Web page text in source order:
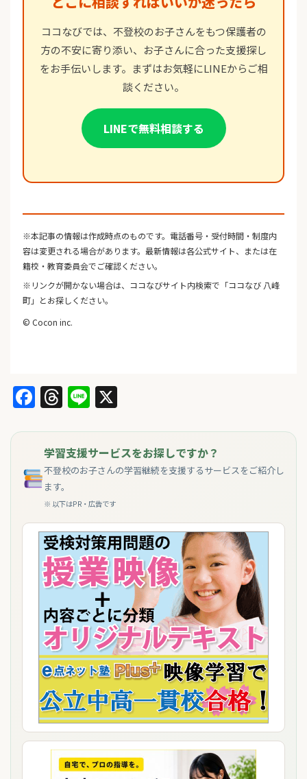
ココなびでは、不登校のお子さんをもつ保護者の
方の不安に寄り添い、お子さんに合った支援探し
をお手伝いします。まずはお気軽にLINEからご相
談ください。
LINEで無料相談する
※本記事の情報は作成時点のものです。電話番号・受付時間・制度内
容は変更される場合があります。最新情報は各公式サイト、または在
籍校・教育委員会でご確認ください。
※リンクが開かない場合は、ココなびサイト内検索で「ココなび 八峰
町」とお探しください。
© Cocon inc.
Facebook
Threads
Line
学習支援サービスをお探しですか？
不登校のお子さんの学習継続を支援するサービスをご紹介し
ます。
※ 以下はPR・広告です